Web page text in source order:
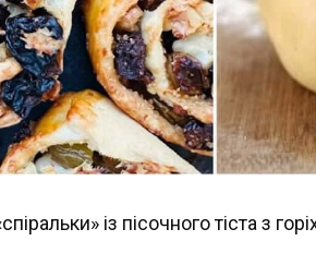
із пісочного тіста з